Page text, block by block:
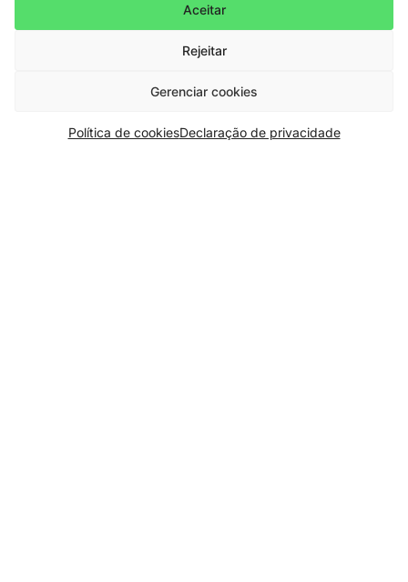
Aceitar
Rejeitar
Gerenciar cookies
Política de cookiesDeclaração de privacidade